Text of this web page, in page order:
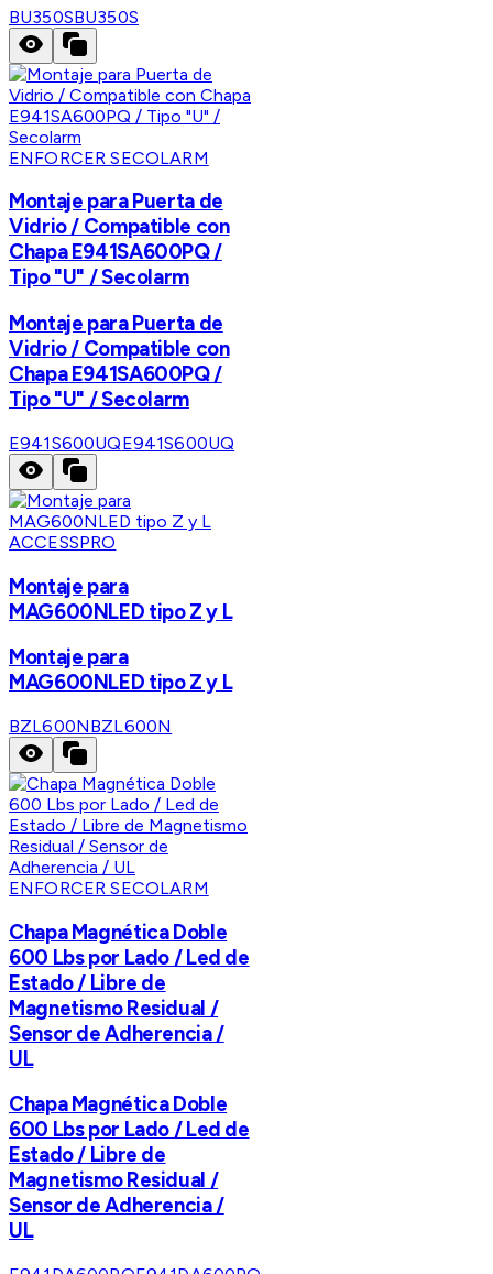
BU350SBU350S
ENFORCER SECOLARM
Montaje para Puerta de
Vidrio / Compatible con
Chapa E941SA600PQ /
Tipo "U" / Secolarm
Montaje para Puerta de
Vidrio / Compatible con
Chapa E941SA600PQ /
Tipo "U" / Secolarm
E941S600UQE941S600UQ
ACCESSPRO
Montaje para
MAG600NLED tipo Z y L
Montaje para
MAG600NLED tipo Z y L
BZL600NBZL600N
ENFORCER SECOLARM
Chapa Magnética Doble
600 Lbs por Lado / Led de
Estado / Libre de
Magnetismo Residual /
Sensor de Adherencia /
UL
Chapa Magnética Doble
600 Lbs por Lado / Led de
Estado / Libre de
Magnetismo Residual /
Sensor de Adherencia /
UL